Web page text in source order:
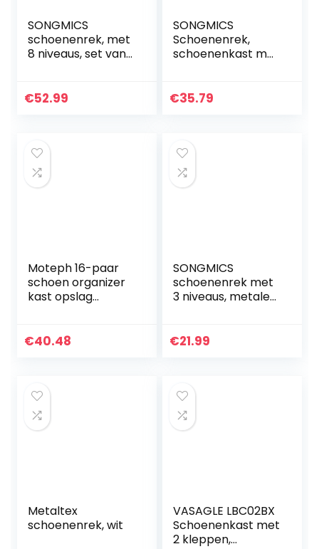
SONGMICS
schoenenrek, met
8 niveaus, set van
organizers, opslag
€52.99
SONGMICS
Schoenenrek,
schoenenkast met
met 3 planken, 70
€35.79
Moteph 16-paar
schoen organizer
kast opslag
verstelbare
€40.48
SONGMICS
schoenenrek met
3 niveaus, metalen
schoenen,
€21.99
Metaltex
schoenenrek, wit
VASAGLE LBC02BX
Schoenenkast met
2 kleppen,